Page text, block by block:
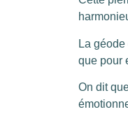
La
que pour
On dit